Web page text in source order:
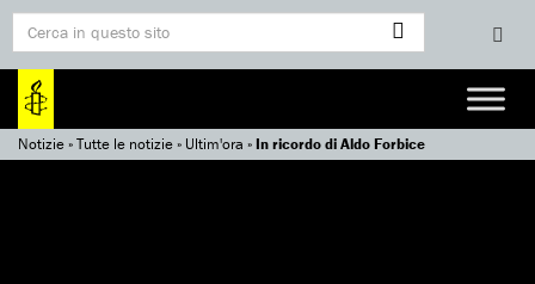
Notizie»Tutte le notizie» Ultim'ora »In ricordo di Aldo Forbice